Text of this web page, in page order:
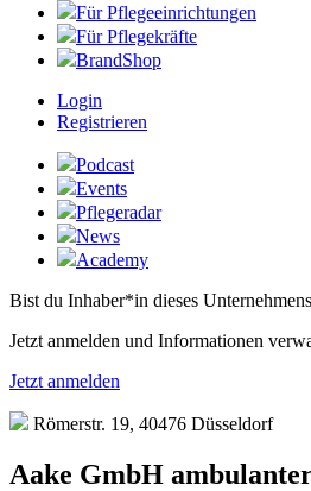
Für Pflegeeinrichtungen
Für Pflegekräfte
BrandShop
Login
Registrieren
Podcast
Events
Pflegeradar
News
Academy
Bist du Inhaber*in dieses
Jetzt anmelden und Informationen
Jetzt anmelden
Römerstr. 19, 40476 Düsseldorf
Aake GmbH